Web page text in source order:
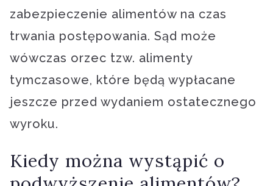
zabezpieczenie alimentów na czas
trwania postępowania. Sąd może
wówczas orzec tzw. alimenty
tymczasowe, które będą wypłacane
jeszcze przed wydaniem ostatecznego
wyroku.
Kiedy można wystąpić o